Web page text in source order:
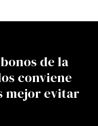
de la
conviene
mejor evitar